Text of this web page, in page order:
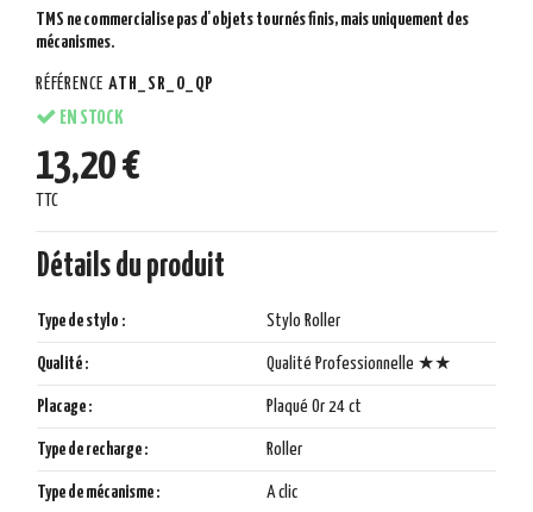
TMS ne commercialise pas d'objets tournés finis, mais uniquement des
mécanismes.
RÉFÉRENCE ATH_SR_O_QP
EN STOCK
13,20 €
TTC
Détails du produit
Type de stylo : Stylo Roller
Qualité : Qualité Professionnelle ★★
Placage : Plaqué Or 24 ct
Type de recharge : Roller
Type de mécanisme : A clic